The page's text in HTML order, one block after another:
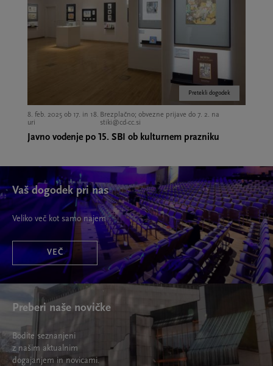
Pretekli dogodek
8. feb. 2025 ob 17. in 18.
uri
Brezplačno; obvezne prijave do 7. 2. na
stiki@cd-cc.si
Javno vodenje po 15. SBI ob kulturnem prazniku
Vaš dogodek pri nas
Veliko več kot samo najem
VEČ
Preberi naše novičke
Bodite seznanjeni
z našim aktualnim
dogajanjem in novicami.